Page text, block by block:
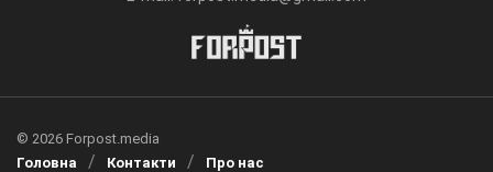
© 2026 Forpost.media
Головна
Контакти Про нас